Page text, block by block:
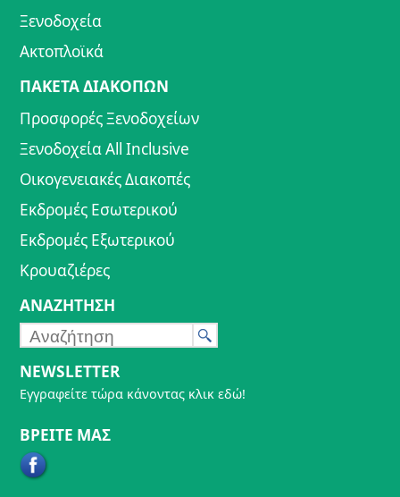
Ξενοδοχεία
Ακτοπλοϊκά
ΠΑΚΕΤΑ ΔΙΑΚΟΠΩΝ
Προσφορές Ξενοδοχείων
Ξενοδοχεία All Inclusive
Οικογενειακές Διακοπές
Εκδρομές Εσωτερικού
Εκδρομές Εξωτερικού
Κρουαζιέρες
ΑΝΑΖΗΤΗΣΗ
NEWSLETTER
Εγγραφείτε τώρα κάνοντας κλικ εδώ!
ΒΡΕΙΤΕ ΜΑΣ